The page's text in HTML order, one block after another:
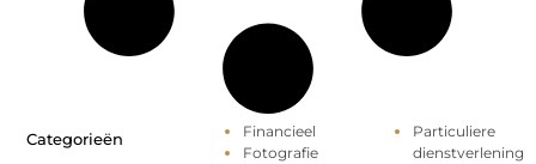
Categorieën
Financieel
Fotografie
Particuliere
dienstverlening